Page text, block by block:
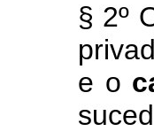
§ 2º
e o